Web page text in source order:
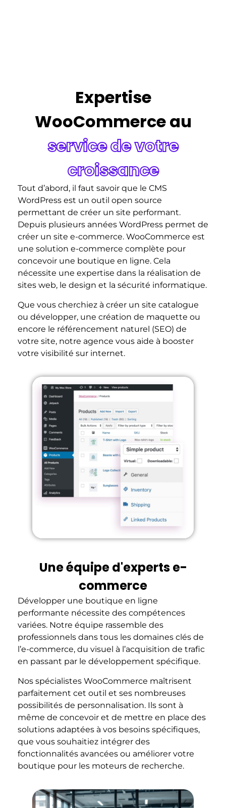
Expertise
WooCommerce au
service de votre
croissance
Tout d’abord, il faut savoir que le CMS
WordPress est un outil open source
permettant de créer un site performant.
Depuis plusieurs années WordPress permet de
créer un site e-commerce. WooCommerce est
une solution e-commerce complète pour
concevoir une boutique en ligne. Cela
nécessite une expertise dans la réalisation de
sites web, le design et la sécurité informatique.
Que vous cherchiez à créer un site catalogue
ou développer, une création de maquette ou
encore le référencement naturel (SEO) de
votre site, notre agence vous aide à booster
votre visibilité sur internet.
Une équipe d'experts e-
commerce
Développer une boutique en ligne
performante nécessite des compétences
variées. Notre équipe rassemble des
professionnels dans tous les domaines clés de
l’e-commerce, du visuel à l’acquisition de trafic
en passant par le développement spécifique.
Nos spécialistes WooCommerce maîtrisent
parfaitement cet outil et ses nombreuses
possibilités de personnalisation. Ils sont à
même de concevoir et de mettre en place des
solutions adaptées à vos besoins spécifiques,
que vous souhaitiez intégrer des
fonctionnalités avancées ou améliorer votre
boutique pour les moteurs de recherche.